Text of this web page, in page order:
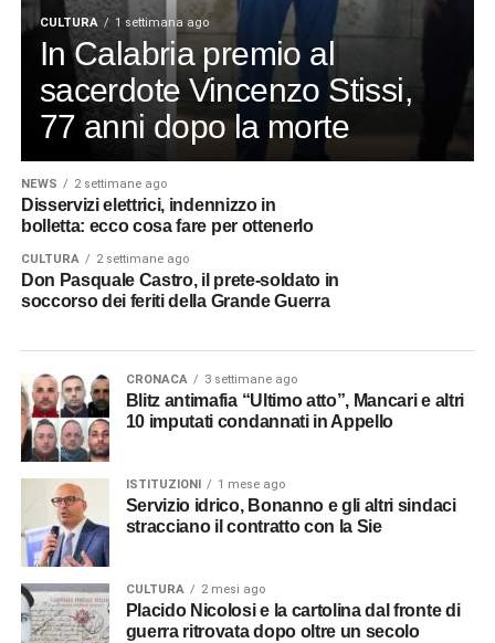
CULTURA 1 settimana ago
In Calabria premio al
sacerdote Vincenzo Stissi,
77 anni dopo la morte
NEWS 2 settimane ago
Disservizi elettrici, indennizzo in
bolletta: ecco cosa fare per ottenerlo
CULTURA 2 settimane ago
Don Pasquale Castro, il prete-soldato in
soccorso dei feriti della Grande Guerra
CRONACA 3 settimane ago
Blitz antimafia “Ultimo atto”, Mancari e altri
10 imputati condannati in Appello
ISTITUZIONI 1 mese ago
Servizio idrico, Bonanno e gli altri sindaci
stracciano il contratto con la Sie
CULTURA 2 mesi ago
Placido Nicolosi e la cartolina dal fronte di
guerra ritrovata dopo oltre un secolo